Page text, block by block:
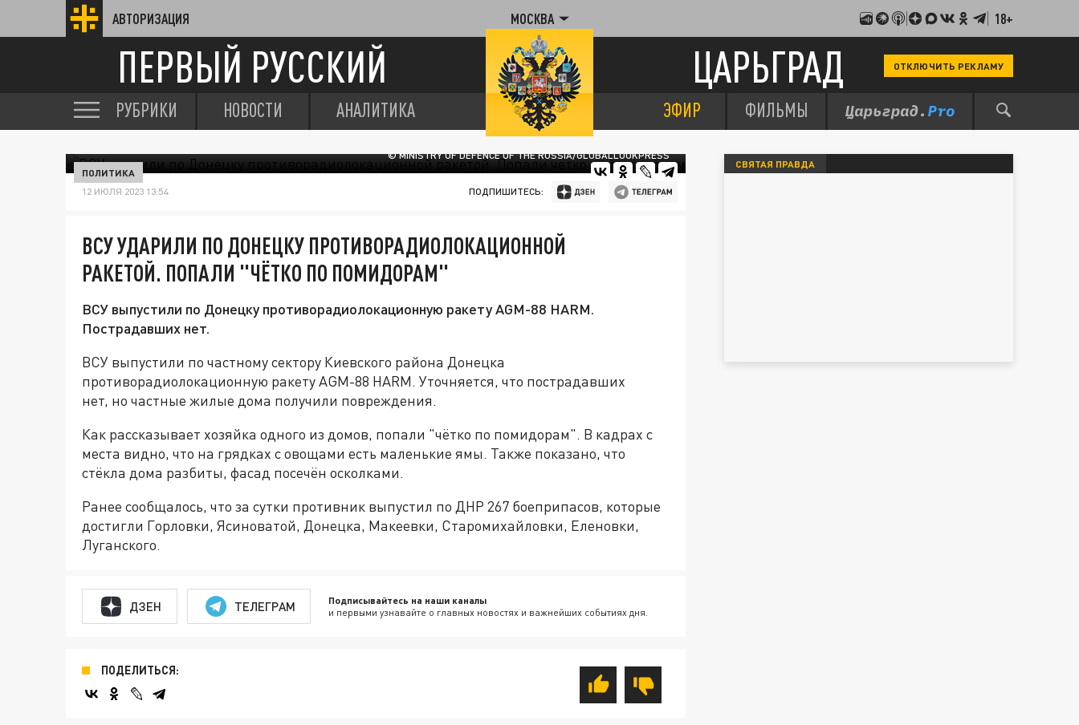
АВТОРИЗАЦИЯ МОСКВА 18+
ПЕРВЫЙ РУССКИЙ ЦАРЬГРАД ОТКЛЮЧИТЬ РЕКЛАМУ
РУБРИКИ НОВОСТИ АНАЛИТИКА ЭФИР ФИЛЬМЫ
© MINISTRY OF DEFENCE OF THE RUSSIA/GLOBALLOOKPRESS
ПОЛИТИКА
12 ИЮЛЯ 2023 13:54 ПОДПИШИТЕСЬ:
ВСУ УДАРИЛИ ПО ДОНЕЦКУ ПРОТИВОРАДИОЛОКАЦИОННОЙ
РАКЕТОЙ. ПОПАЛИ "ЧЁТКО ПО ПОМИДОРАМ"
ВСУ выпустили по Донецку противорадиолокационную ракету AGM-88 HARM.
Пострадавших нет.
ВСУ выпустили по частному сектору Киевского района Донецка
противорадиолокационную ракету AGM-88 HARM. Уточняется, что пострадавших
нет, но частные жилые дома получили повреждения.
Как рассказывает хозяйка одного из домов, попали "чётко по помидорам". В кадрах с
места видно, что на грядках с овощами есть маленькие ямы. Также показано, что
стёкла дома разбиты, фасад посечён осколками.
Ранее сообщалось, что за сутки противник выпустил по ДНР 267 боеприпасов, которые
достигли Горловки, Ясиноватой, Донецка, Макеевки, Старомихайловки, Еленовки,
Луганского.
ДЗЕН ТЕЛЕГРАМ Подписывайтесь на наши каналы
и первыми узнавайте о главных новостях и важнейших событиях дня.
ПОДЕЛИТЬСЯ:
СВЯТАЯ ПРАВДА